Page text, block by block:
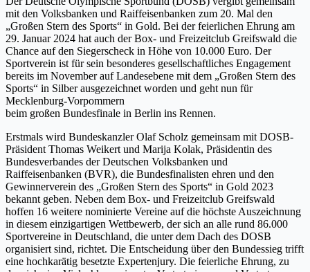
mit den Volksbanken und Raiffeisenbanken zum 20. Mal den
„Großen Stern des Sports“ in Gold. Bei der feierlichen Ehrung am
29. Januar 2024 hat auch der Box- und Freizeitclub Greifswald die
Chance auf den Siegerscheck in Höhe von 10.000 Euro. Der
Sportverein ist für sein besonderes gesellschaftliches Engagement
bereits im November auf Landesebene mit dem „Großen Stern des
Sports“ in Silber ausgezeichnet worden und geht nun für
Mecklenburg-Vorpommern
beim großen Bundesfinale in Berlin ins Rennen.
Erstmals wird Bundeskanzler Olaf Scholz gemeinsam mit DOSB-
Präsident Thomas Weikert und Marija Kolak, Präsidentin des
Bundesverbandes der Deutschen Volksbanken und
Raiffeisenbanken (BVR), die Bundesfinalisten ehren und den
Gewinnerverein des „Großen Stern des Sports“ in Gold 2023
bekannt geben. Neben dem Box- und Freizeitclub Greifswald
hoffen 16 weitere nominierte Vereine auf die höchste Auszeichnung
in diesem einzigartigen Wettbewerb, der sich an alle rund 86.000
Sportvereine in Deutschland, die unter dem Dach des DOSB
organisiert sind, richtet. Die Entscheidung über den Bundessieg trifft
eine hochkarätig besetzte Expertenjury. Die feierliche Ehrung, zu